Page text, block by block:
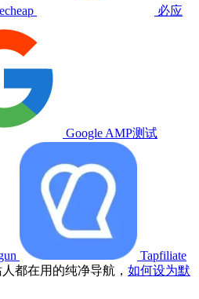
必应
Google AMP测试
Tapfiliate
都在用的纯净导航， 如何设为默